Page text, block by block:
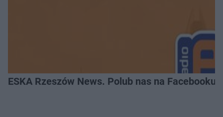
ESKA Rzeszów News. Polub nas na Facebooku!